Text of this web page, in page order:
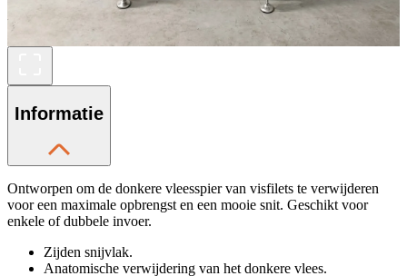
Informatie
Ontworpen om de donkere vleesspier van visfilets te verwijderen
voor een maximale opbrengst en een mooie snit. Geschikt voor
enkele of dubbele invoer.
Zijden snijvlak.
Anatomische verwijdering van het donkere vlees.